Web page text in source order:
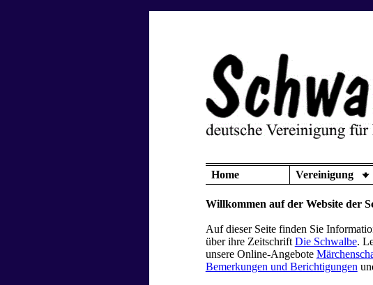
Home Vereinigung
Willkommen auf der Website der
Auf dieser Seite finden Sie
über ihre Zeitschrift Die Schwalbe.
unsere Online-Angebote
Bemerkungen und Berichtigungen